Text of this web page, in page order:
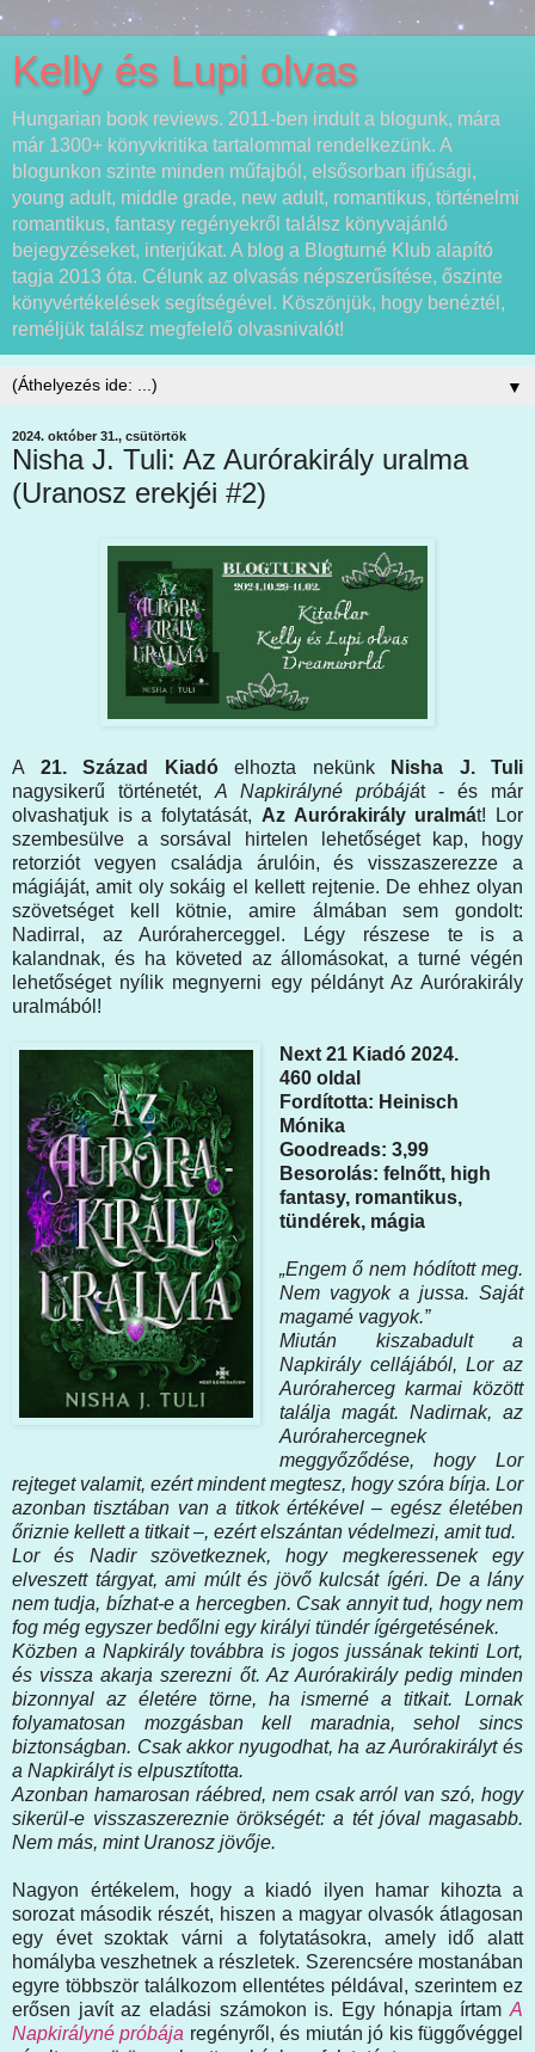
Kelly és Lupi olvas
Hungarian book reviews. 2011-ben indult a blogunk, mára
már 1300+ könyvkritika tartalommal rendelkezünk. A
blogunkon szinte minden műfajból, elsősorban ifjúsági,
young adult, middle grade, new adult, romantikus, történelmi
romantikus, fantasy regényekről találsz könyvajánló
bejegyzéseket, interjúkat. A blog a Blogturné Klub alapító
tagja 2013 óta. Célunk az olvasás népszerűsítése, őszinte
könyvértékelések segítségével. Köszönjük, hogy benéztél,
reméljük találsz megfelelő olvasnivalót!
▼
2024. október 31., csütörtök
Nisha J. Tuli: Az Aurórakirály uralma
(Uranosz erekjéi #2)
A 21. Század Kiadóelhozta nekünk
Nisha J. Tuli
nagysikerű történetét, A Napkirályné próbáját - és már
olvashatjuk is a folytatását, Az Aurórakirály uralmát! Lor
szembesülve a sorsával hirtelen lehetőséget kap, hogy
retorziót vegyen családja árulóin, és visszaszerezze a
mágiáját, amit oly sokáig el kellett rejtenie. De ehhez olyan
szövetséget kell kötnie, amire álmában sem gondolt:
Nadirral, az Auróraherceggel. Légy részese te is a
kalandnak, és ha követed az állomásokat, a turné végén
lehetőséget nyílik megnyerni egy példányt Az Aurórakirály
uralmából!
Next 21 Kiadó 2024.
460 oldal
Fordította: Heinisch
Mónika
Goodreads: 3,99
Besorolás: felnőtt, high
fantasy, romantikus,
tündérek, mágia
„Engem ő nem hódított meg.
Nem vagyok a jussa. Saját
magamé vagyok.”
Miután kiszabadult a
Napkirály cellájából, Lor az
Auróraherceg karmai között
találja magát. Nadirnak, az
Aurórahercegnek
meggyőződése, hogy Lor
rejteget valamit, ezért mindent megtesz, hogy szóra bírja. Lor
azonban tisztában van a titkok értékével – egész életében
őriznie kellett a titkait –, ezért elszántan védelmezi, amit tud.
Lor és Nadir szövetkeznek, hogy megkeressenek egy
elveszett tárgyat, ami múlt és jövő kulcsát ígéri. De a lány
nem tudja, bízhat-e a hercegben. Csak annyit tud, hogy nem
fog még egyszer bedőlni egy királyi tündér ígérgetésének.
Közben a Napkirály továbbra is jogos jussának tekinti Lort,
és vissza akarja szerezni őt. Az Aurórakirály pedig minden
bizonnyal az életére törne, ha ismerné a titkait. Lornak
folyamatosan mozgásban kell maradnia, sehol sincs
biztonságban. Csak akkor nyugodhat, ha az Aurórakirályt és
a Napkirályt is elpusztította.
Azonban hamarosan ráébred, nem csak arról van szó, hogy
sikerül-e visszaszereznie örökségét: a tét jóval magasabb.
Nem más, mint Uranosz jövője.
Nagyon értékelem, hogy a kiadó ilyen hamar kihozta a
sorozat második részét, hiszen a magyar olvasók átlagosan
egy évet szoktak várni a folytatásokra, amely idő alatt
homályba veszhetnek a részletek. Szerencsére mostanában
egyre többször találkozom ellentétes példával, szerintem ez
erősen javít az eladási számokon is. Egy hónapja írtam A
Napkirályné próbája regényről, és miután jó kis függővéggel